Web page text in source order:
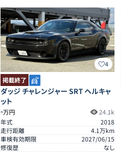
4
掲載終了
ダッジ チャレンジャー SRT ヘルキャ
ット
-万円
24.1k
年式
2018
走行距離
4.1万km
車検有効期限
2027/06/15
修復歴
なし